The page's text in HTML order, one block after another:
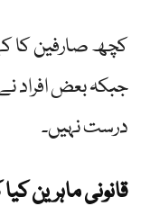
کچھ صارفین کا
جبکہ بعض افراد
درست نہیں۔
قانونی ماہرین